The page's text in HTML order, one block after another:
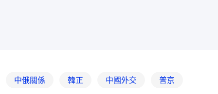
中俄關係 韓正 中國外交 普京